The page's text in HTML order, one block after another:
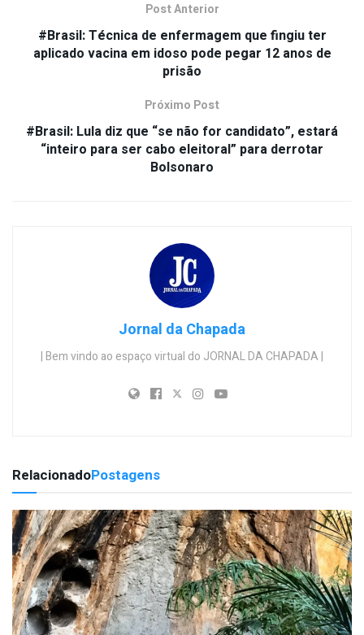
Post Anterior
#Brasil: Técnica de enfermagem que fingiu ter
aplicado vacina em idoso pode pegar 12 anos de
prisão
Próximo Post
#Brasil: Lula diz que “se não for candidato”, estará
“inteiro para ser cabo eleitoral” para derrotar
Bolsonaro
Jornal da Chapada
| Bem vindo ao espaço virtual do JORNAL DA CHAPADA |
RelacionadoPostagens